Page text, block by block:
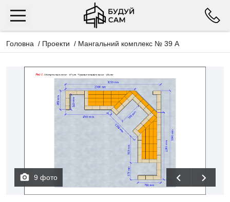
Головна / Проекти / Мангальний комплекс № 39 А
9 фото